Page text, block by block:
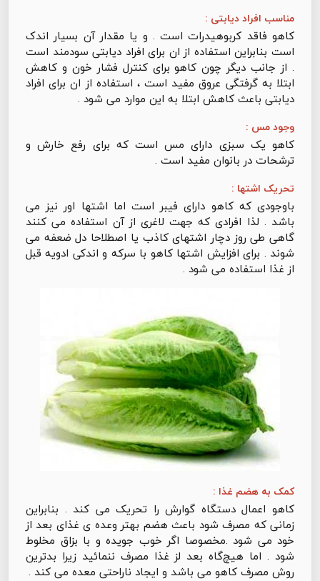
مناسب افراد دیابتی :
کاهو فاقد کربوهیدرات است . و یا مقدار آن بسیار اندک
است بنابراین استفاده از ان برای افراد دیابتی سودمند است
. از جانب دیگر چون کاهو برای کنترل فشار خون و کاهش
ابتلا به گرفتگی عروق مفید است ، استفاده از ان برای افراد
دیابتی باعث کاهش ابتلا به این موارد می شود .
وجود مس :
کاهو یک سبزی دارای مس است که برای رفع خارش و
ترشحات در بانوان مفید است .
تحریک اشتها :
باوجودی که کاهو دارای فیبر است اما اشتها اور نیز می
باشد . لذا افرادی که جهت لاغری از آن استفاده می کنند
گاهی طی روز دچار اشتهای کاذب یا اصطلاحا دل ضعفه می
شوند . برای افزایش اشتها کاهو با سرکه و اندکی ادویه قبل
از غذا استفاده می شود .
کمک به هضم غذا :
کاهو اعمال دستگاه گوارش را تحریک می کند . بنابراین
زمانی که مصرف شود باعث هضم بهتر وعده ی غذای بعد از
خود می شود .مخصوصا اگر خوب جویده و با بزاق مخلوط
شود . اما هیچ‌گاه بعد لز غذا مصرف ننمائید زیرا بدترین
روش مصرف کاهو می باشد و ایجاد ناراحتی معده می کند .